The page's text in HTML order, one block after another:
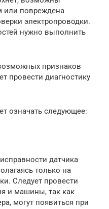
или повреждена
электропроводки.
нужно выполнить
признаков
провести диагностику
означать следующее:
датчика
только на
Следует провести
и машины, так как
могут появиться при